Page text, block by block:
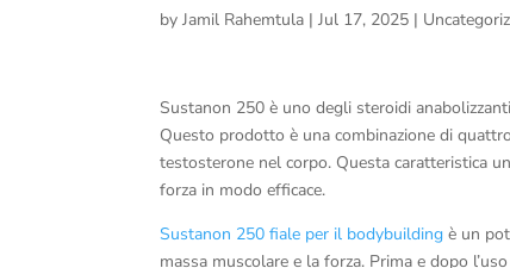
byJamil Rahemtula |Jul 17, 2025 |
Sustanon 250 è uno degli steroidi
Questo prodotto è una combinazione di
testosterone nel corpo. Questa caratteristica
forza in modo efficace.
Sustanon 250 fiale per il bodybuilding è un
massa muscolare e la forza. Prima e dopo